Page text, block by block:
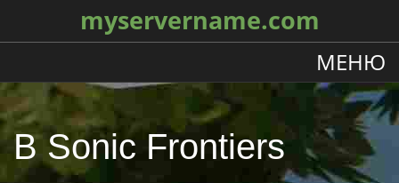
myservername.com
МЕНЮ
В Sonic Frontiers